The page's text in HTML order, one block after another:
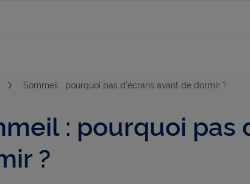
Sommeil : pourquoi pas d'écrans avant de dormir ?
: pourquoi pas
?